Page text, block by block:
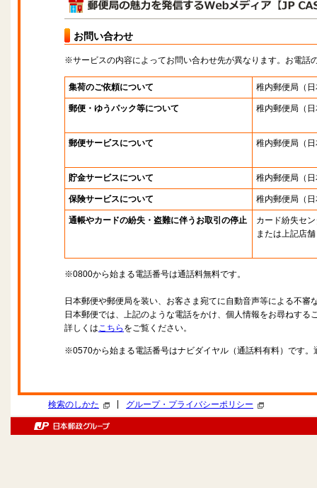
お問い合わせ
※サービスの内容によってお問い合わせ先が異なります。お電話
集荷のご依頼について 稚内郵便局 （
郵便・ゆうパック等について 稚内郵便局 （
郵便サービスについて 稚内郵便局 （
貯金サービスについて 稚内郵便局 （
保険サービスについて 稚内郵便局 （
通帳やカードの紛失・盗難に伴うお取引の停止
カード紛失セ
または上記店舗
※0800から始まる電話番号は通話料無料です。
日本郵便や郵便局を装い、お客さま宛てに自動音声等による不審
日本郵便では、上記のような電話をかけ、個人情報をお尋ねする
詳しくはこちら をご覧ください。
※0570から始まる電話番号はナビダイヤル（通話料有料）です
検索のしかた グループ・プライバシーポリシー